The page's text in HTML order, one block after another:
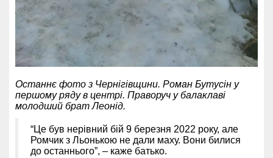
Останнє фото з Чернігівщини. Роман Бутусін у
першому ряду в центрі. Праворуч у балаклаві
молодший брат Леонід.
“Це був нерівний бій 9 березня 2022 року, але
Ромчик з Льонькою не дали маху. Вони билися
до останнього”, – каже батько.